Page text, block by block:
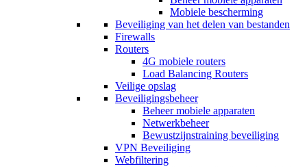
Mobiele bescherming
Beveiliging van het delen van bestanden
Firewalls
Routers
4G mobiele routers
Load Balancing Routers
Veilige opslag
Beveiligingsbeheer
Beheer mobiele apparaten
Netwerkbeheer
Bewustzijnstraining beveiliging
VPN Beveiliging
Webfiltering